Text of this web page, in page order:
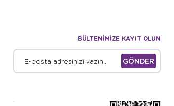
BÜLTENİMİZE KAYIT OLUN
GÖNDER